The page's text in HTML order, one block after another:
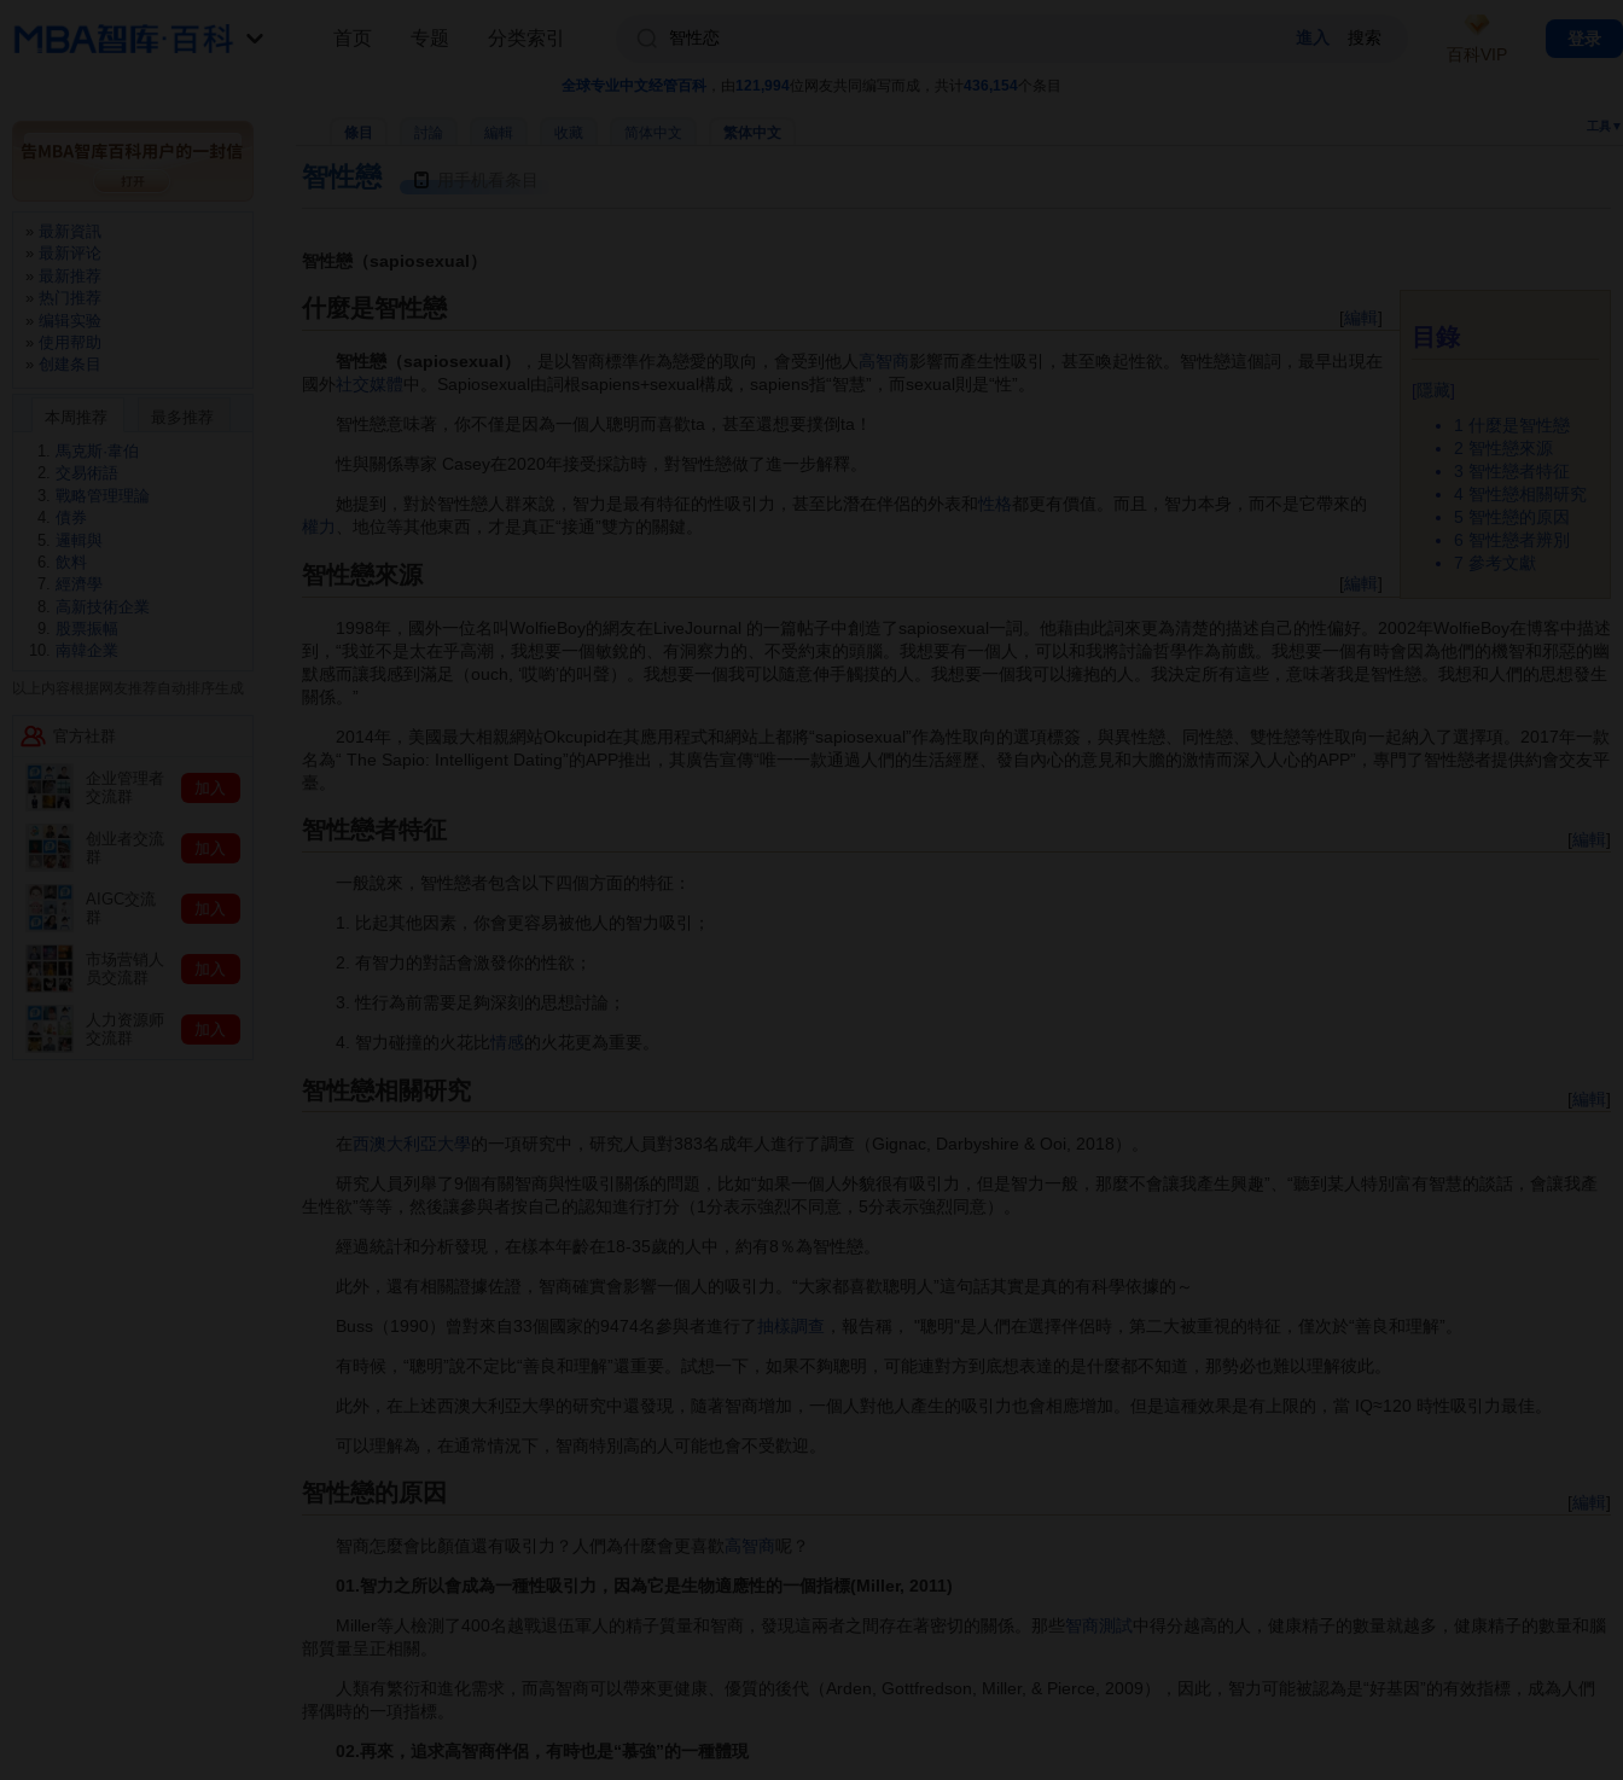
全球专业中文经管百科 121,994 位网友共同编写而成，共计 436,154 个条目
條目 收藏 繁体中文 工具▼
智性戀
智性戀（sapiosexual）
1 什麼是智性戀
2 智性戀來源
3 智性戀者特征
4 智性戀相關研究
5 智性戀的原因
6 智性戀者辨別
7
參考文獻
[編輯
什麼是智性戀
智性戀（sapiosexual） ，是以智商標準作為戀愛的取向，會受到他人 高智商
影響而產生性吸引，甚至喚起性欲。智性戀這個詞，最早出現在
國外 社交媒體 中。Sapiosexual由詞根sapiens+sexual構成，sapiens指“智慧”，而sexual則是“性”。
智性戀意味著，你不僅是因為一個人聰明而喜歡ta，甚至還想要撲倒ta！
性與關係專家 Casey在2020年接受採訪時，對智性戀做了進一步解釋。
她提到，對於智性戀人群來說，智力是最有特征的性吸引力，甚至比潛在伴侶的外表和 性格 都更有價值。而且，智力本身，而不是它帶來的
權力
、地位等其他東西，才是真正“接通”雙方的關鍵。
[編輯
智性戀來源
1998年，國外一位名叫WolfieBoy的網友在LiveJournal 的一篇帖子中創造了sapiosexual一詞。他藉由此詞來更為清楚的描述自己的性偏好。2002年WolfieBoy在博客中描述
到，“我並不是太在乎高潮，我想要一個敏銳的、有洞察力的、不受約束的頭腦。我想要有一個人，可以和我將討論哲學作為前戲。我想要一個有時會因為他們的機智和邪惡的幽
默感而讓我感到滿足（ouch, ‘哎喲’的叫聲）。我想要一個我可以隨意伸手觸摸的人。我想要一個我可以擁抱的人。我決定所有這些，意味著我是智性戀。我想和人們的思想發生
關係。”
2014年，美國最大相親網站Okcupid在其應用程式和網站上都將“sapiosexual”作為性取向的選項標簽，與異性戀、同性戀、雙性戀等性取向一起納入了選擇項。2017年一款
名為“ The Sapio: Intelligent Dating”的APP推出，其廣告宣傳“唯一一款通過人們的生活經歷、發自內心的意見和大膽的激情而深入人心的APP”，專門了智性戀者提供約會交友平
[編輯
智性戀者特征
一般說來，智性戀者包含以下四個方面的特征：
1. 比起其他因素，你會更容易被他人的智力吸引；
2. 有智力的對話會激發你的性欲；
3. 性行為前需要足夠深刻的思想討論；
4. 智力碰撞的火花比情感的火花更為重要。
[編輯
智性戀相關研究
在 西澳大利亞大學的一項研究中，研究人員對383名成年人進行了調查（Gignac, Darbyshire & Ooi, 2018）。
研究人員列舉了9個有關智商與性吸引關係的問題，比如“如果一個人外貌很有吸引力，但是智力一般，那麼不會讓我產生興趣”、“聽到某人特別富有智慧的談話，會讓我產
生性欲”等等，然後讓參與者按自己的認知進行打分（1分表示強烈不同意，5分表示強烈同意）。
經過統計和分析發現，在樣本年齡在18-35歲的人中，約有8％為智性戀。
此外，還有相關證據佐證，智商確實會影響一個人的吸引力。“大家都喜歡聰明人”這句話其實是真的有科學依據的～
Buss（1990）曾對來自33個國家的9474名參與者進行了 抽樣調查 ，報告稱， "聰明"是人們在選擇伴侶時，第二大被重視的特征，僅次於“善良和理解”。
有時候，“聰明”說不定比“善良和理解”還重要。試想一下，如果不夠聰明，可能連對方到底想表達的是什麼都不知道，那勢必也難以理解彼此。
此外，在上述西澳大利亞大學的研究中還發現，隨著智商增加，一個人對他人產生的吸引力也會相應增加。但是這種效果是有上限的，當 IQ≈120 時性吸引力最佳。
可以理解為，在通常情況下，智商特別高的人可能也會不受歡迎。
[編輯
智性戀的原因
智商怎麼會比顏值還有吸引力？人們為什麼會更喜歡 高智商 呢？
01.智力之所以會成為一種性吸引力，因為它是生物適應性的一個指標(Miller, 2011)
Miller等人檢測了400名越戰退伍軍人的精子質量和智商，發現這兩者之間存在著密切的關係。那些智商測試
中得分越高的人，健康精子的數量就越多，健康精子的數量和腦
人類有繁衍和進化需求，而高智商可以帶來更健康、優質的後代（Arden, Gottfredson, Miller, & Pierce, 2009），因此，智力可能被認為是“好基因”的有效指標，成為人們
擇偶時的一項指標。
02.再來，追求高智商伴侶，有時也是“慕強”的一種體現
首页 专题 分类索引
百科VIP
登录
最新資訊
最新评论
最新推荐
热门推荐
编辑实验
使用帮助
创建条目
馬克斯·韋伯
交易術語
戰略管理理論
債券
邏輯與
飲料
經濟學
高新技術企業
股票振幅
南韓企業
加入
加入
加入
加入
加入